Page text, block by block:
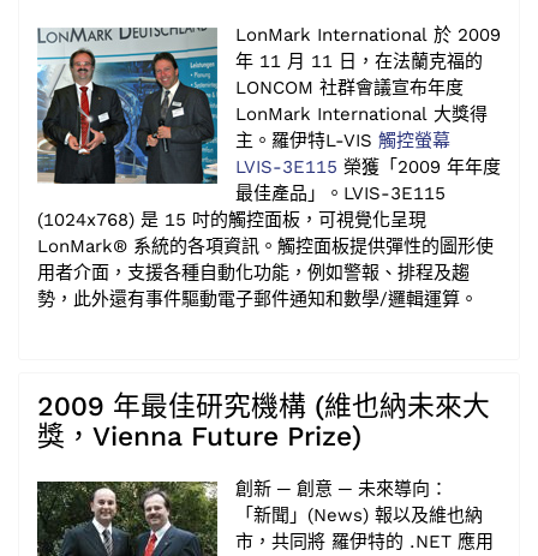
LonMark International 於 2009
年 11 月 11 日，在法蘭克福的
LONCOM 社群會議宣布年度
LonMark International 大獎得
主。羅伊特L-VIS 觸控螢幕
LVIS-3E115 榮獲「2009 年年度
最佳產品」。LVIS-3E115
(1024x768) 是 15 吋的觸控面板，可視覺化呈現
LonMark® 系統的各項資訊。觸控面板提供彈性的圖形使
用者介面，支援各種自動化功能，例如警報、排程及趨
勢，此外還有事件驅動電子郵件通知和數學/邏輯運算。
2009 年最佳研究機構 (維也納未來大
獎，Vienna Future Prize)
創新 ─ 創意 ─ 未來導向：
「新聞」(News) 報以及維也納
市，共同將 羅伊特的 .NET 應用